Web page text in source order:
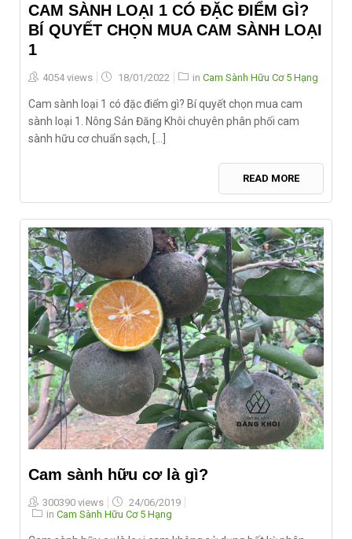
CAM SÀNH LOẠI 1 CÓ ĐẶC ĐIỂM GÌ?
BÍ QUYẾT CHỌN MUA CAM SÀNH LOẠI
1
4054 views
Posted
18/01/2022 in Cam Sành Hữu Cơ 5 Hạng
Cam sành loại 1 có đặc điểm gì? Bí quyết chọn mua cam
sành loại 1. Nông Sản Đăng Khôi chuyên phân phối cam
sành hữu cơ chuẩn sạch, [...]
READ MORE
Cam sành hữu cơ là gì?
300390 views
Posted
on
24/06/2019
in Cam Sành Hữu Cơ 5 Hạng